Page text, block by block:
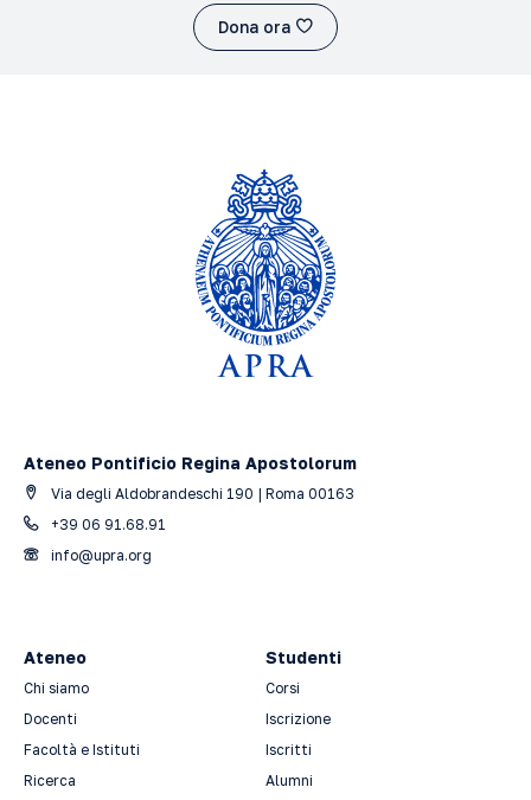
Dona ora
Ateneo Pontificio Regina Apostolorum
Via degli Aldobrandeschi 190 | Roma 00163
+39 06 91.68.91
info@upra.org
Ateneo
Chi siamo
Docenti
Facoltà e Istituti
Ricerca
Studenti
Corsi
Iscrizione
Iscritti
Alumni